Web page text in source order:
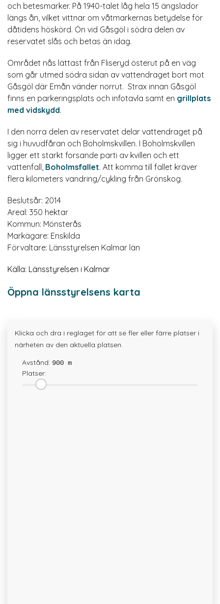
och betesmarker. På 1940-talet låg hela 15 ängslador
längs ån, vilket vittnar om våtmarkernas betydelse för
dåtidens höskörd. Ön vid Gåsgöl i södra delen av
reservatet slås och betas än idag.
Området nås lättast från Fliseryd österut på en väg
som går utmed södra sidan av vattendraget bort mot
Gåsgöl där Emån vänder norrut. Strax innan Gåsgöl
finns en parkeringsplats och infotavla samt en grillplats
med vidskydd.
I den norra delen av reservatet delar vattendraget på
sig i huvudfåran och Boholmskvillen. I Boholmskvillen
ligger ett starkt forsande parti av kvillen och ett
vattenfall, Boholmsfallet. Att komma till fallet kräver
flera kilometers vandring/cykling från Grönskog.
Beslutsår: 2014
Areal: 350 hektar
Kommun: Mönsterås
Markägare: Enskilda
Förvaltare: Länsstyrelsen Kalmar län
Källa: Länsstyrelsen i Kalmar
Öppna länsstyrelsens karta
Klicka och dra i reglaget för att se fler eller färre platser i
närheten av den aktuella platsen.
Avstånd: 900 m
Platser: